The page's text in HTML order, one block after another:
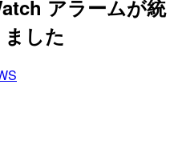
アラームが統
した